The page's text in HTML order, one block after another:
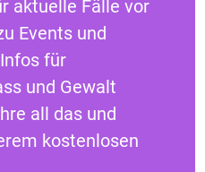
, MdB, Vorsitzende
, Mitglied des
aktuelle Fälle vor
Events und
für
und Gewalt
all das und
kostenlosen